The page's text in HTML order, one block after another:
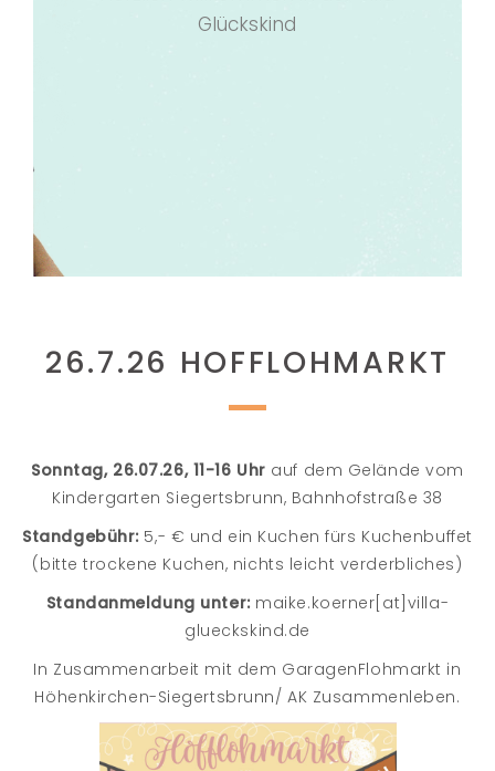
26.7.26 HOFFLOHMARKT
Sonntag, 26.07.26, 11-16 Uhr auf dem Gelände vom
Kindergarten Siegertsbrunn, Bahnhofstraße 38
Standgebühr: 5,- € und ein Kuchen fürs Kuchenbuffet
(bitte trockene Kuchen, nichts leicht verderbliches)
Standanmeldung unter: maike.koerner[at]villa-
glueckskind.de
In Zusammenarbeit mit dem GaragenFlohmarkt in
Höhenkirchen-Siegertsbrunn/ AK Zusammenleben.